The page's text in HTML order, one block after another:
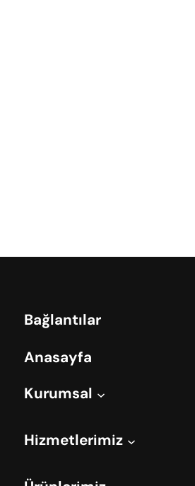
Bağlantılar
Anasayfa
Kurumsal
Hizmetlerimiz